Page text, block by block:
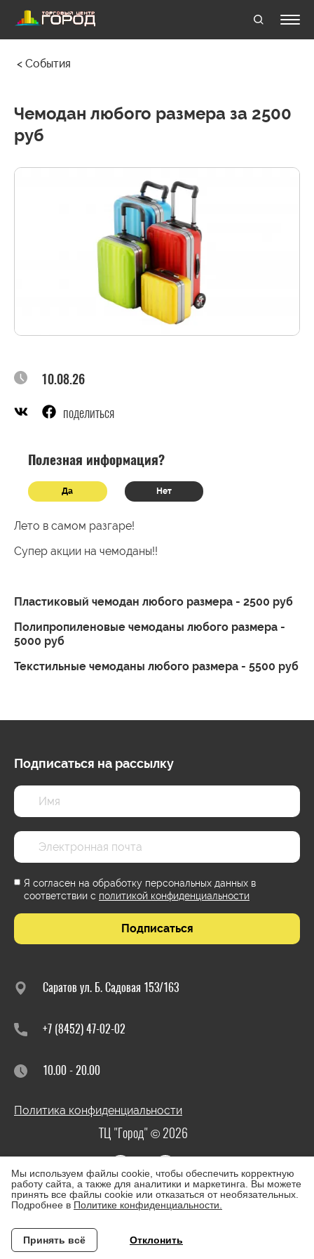
Мы используем файлы cookie, чтобы обеспечить корректную
работу сайта, а также для аналитики и маркетинга. Вы можете
принять все файлы cookie или отказаться от необязательных.
Подробнее в Политике конфиденциальности.
Принять всё Отклонить
События
Чемодан любого размера за 2500
руб
10.08.26
поделиться
Полезная информация?
Да Нет
Лето в самом разгаре!
Супер акции на чемоданы!!
Пластиковый чемодан любого размера - 2500 руб
Полипропиленовые чемоданы любого размера -
5000 руб
Текстильные чемоданы любого размера - 5500 руб
Саратов ул. Б. Садовая 153/163
+7 (8452) 47-02-02
10.00 - 20.00
Политика конфиденциальности
ТЦ "Город" © 2026
Подписаться на рассылку
Я согласен на обработку персональных данных в
соответствии с политикой конфиденциальности
Подписаться